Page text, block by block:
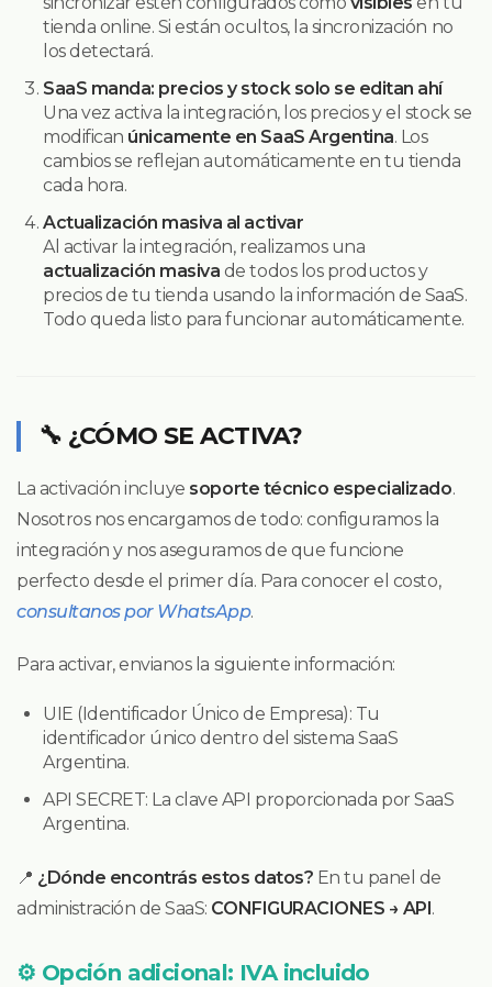
tienda online. Si están ocultos, la sincronización no
los detectará.
SaaS manda: precios y stock solo se editan ahí
Una vez activa la integración, los precios y el stock se
modifican únicamente en SaaS Argentina. Los
cambios se reflejan automáticamente en tu tienda
cada hora.
Actualización masiva al activar
Al activar la integración, realizamos una
actualización masiva de todos los productos y
precios de tu tienda usando la información de SaaS.
Todo queda listo para funcionar automáticamente.
🔧 ¿CÓMO SE ACTIVA?
La activación incluye soporte técnico especializado.
Nosotros nos encargamos de todo: configuramos la
integración y nos aseguramos de que funcione
perfecto desde el primer día. Para conocer el costo,
consultanos por WhatsApp.
Para activar, envianos la siguiente información:
UIE (Identificador Único de Empresa): Tu
identificador único dentro del sistema SaaS
Argentina.
API SECRET: La clave API proporcionada por SaaS
Argentina.
📍 ¿Dónde encontrás estos datos? En tu panel de
administración de SaaS: CONFIGURACIONES → API.
⚙️ Opción adicional: IVA incluido